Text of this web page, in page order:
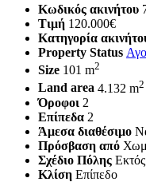
Κωδικός ακινήτου
Τιμή 120.000€
Κατηγορία
Property Status
Size 101 m2
Land area 4.132 m2
Όροφοι 2
Επίπεδα 2
Άμεσα διαθέσιμο
Πρόσβαση από
Σχέδιο Πόλης
Κλίση Επίπεδο